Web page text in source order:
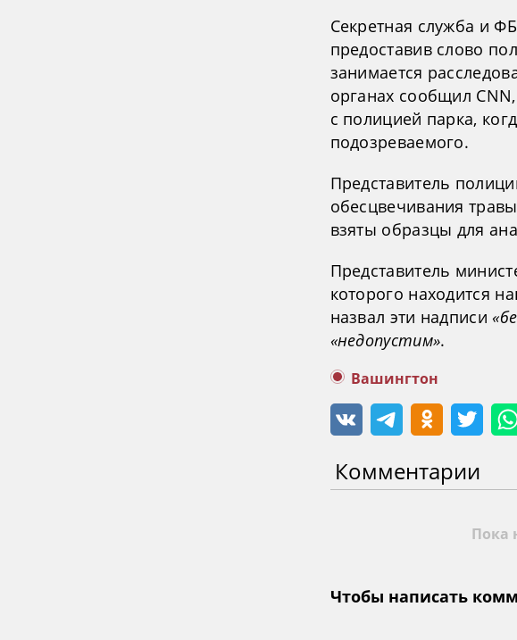
Секретная служба и
предоставив слово
занимается
органах сообщил
с полицией парка,
подозреваемого.
Представитель
обесцвечивания
взяты образцы для
Представитель
которого находится
назвал эти надписи
«недопустим».
Вашингтон
Комментарии
Пока
Чтобы написать